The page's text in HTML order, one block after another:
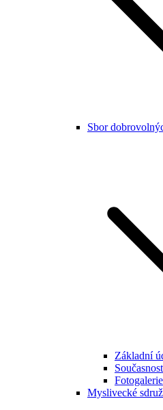
Sbor
Základní
Fotogalerie
Myslivecké